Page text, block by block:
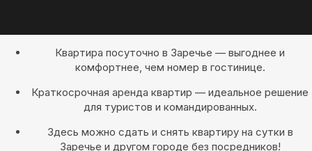
Квартира посуточно в Заречье — выгоднее и
комфортнее, чем номер в гостинице.
Краткосрочная аренда квартир — идеальное решение
для туристов и командированных.
Здесь можно сдать и снять квартиру на сутки в
Заречье и другом городе без посредников!